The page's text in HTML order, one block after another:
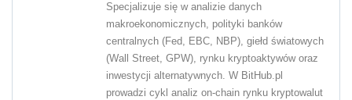
Specjalizuje się w analizie danych
makroekonomicznych, polityki banków
centralnych (Fed, EBC, NBP), giełd światowych
(Wall Street, GPW), rynku kryptoaktywów oraz
inwestycji alternatywnych. W BitHub.pl
prowadzi cykl analiz on-chain rynku kryptowalut